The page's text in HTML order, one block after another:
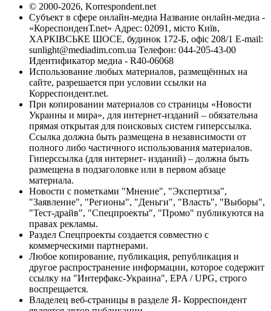
© 2000-2026, Korrespondent.net
Субъект в сфере онлайн-медиа Название онлайн-медиа -
«КореспонденТ.net» Адрес: 02091, місто Київ,
ХАРКІВСЬКЕ ШОСЕ, будинок 172-Б, офіс 208/1 E-mail:
sunlight@mediadim.com.ua Телефон: 044-205-43-00
Идентификатор медиа - R40-06068
Использование любых материалов, размещённых на
сайте, разрешается при условии ссылки на
Корреспондент.net.
При копировании материалов со страницы «Новости
Украины и мира», для интернет-изданий – обязательна
прямая открытая для поисковых систем гиперссылка.
Ссылка должна быть размещена в независимости от
полного либо частичного использования материалов.
Гиперссылка (для интернет- изданий) – должна быть
размещена в подзаголовке или в первом абзаце
материала.
Новости с пометками "Мнение", "Экспертиза",
"Заявление", "Регионы", "Деньги", "Власть", "Выборы",
"Тест-драйв", "Спецпроекты", "Промо" публикуются на
правах рекламы.
Раздел Спецпроекты создается совместно с
коммерческими партнерами.
Любое копирование, публикация, републикация и
другое распространение информации, которое содержит
ссылку на "Интерфакс-Украина", EPA / UPG, строго
воспрещается.
Владелец веб-страницы в разделе Я- Корреспондент